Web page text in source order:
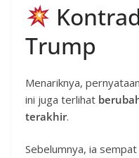
Trump
Menariknya,
ini juga terlihat
terakhir.
Sebelumnya, ia